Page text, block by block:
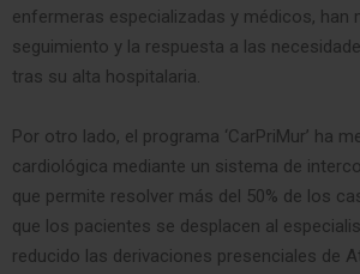
enfermeras especializadas y médicos, han
seguimiento y la respuesta a las
tras su alta hospitalaria.
Por otro lado, el programa ‘CarPriMur’ ha
cardiológica mediante un sistema de
que permite resolver más del 50% de los
que los pacientes se desplacen al
reducido las derivaciones presenciales de